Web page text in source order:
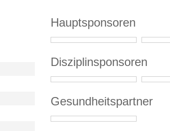
Hauptsponsoren
Disziplinsponsoren
Gesundheitspartner